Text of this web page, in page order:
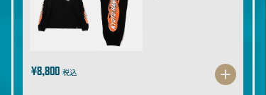
¥8,800 税込